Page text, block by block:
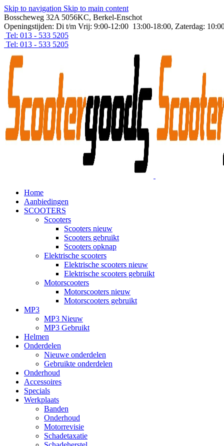
Skip to navigation Skip to main content
Bosscheweg 32A 5056KC, Berkel-Enschot
Openingstijden: Di t/m Vrij: 9:00-12:00 13:00-18:00, Zaterdag:
Tel: 013 - 533 5205
Tel: 013 - 533 5205
Home
Aanbiedingen
SCOOTERS
Scooters
Scooters nieuw
Scooters gebruikt
Scooters opknap
Elektrische scooters
Elektrische scooters nieuw
Elektrische scooters gebruikt
Motorscooters
Motorscooters nieuw
Motorscooters gebruikt
MP3
MP3 Nieuw
MP3 Gebruikt
Helmen
Onderdelen
Nieuwe onderdelen
Gebruikte onderdelen
Onderhoud
Accessoires
Specials
Werkplaats
Banden
Onderhoud
Motorrevisie
Schadetaxatie